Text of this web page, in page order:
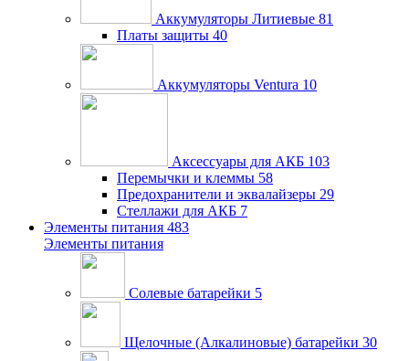
Аккумуляторы Литиевые 81
Платы защиты 40
Аккумуляторы Ventura 10
Аксессуары для АКБ 103
Перемычки и клеммы 58
Предохранители и эквалайзеры 29
Стеллажи для АКБ 7
Элементы питания 483
Элементы питания
Солевые батарейки 5
Щелочные (Алкалиновые) батарейки 30